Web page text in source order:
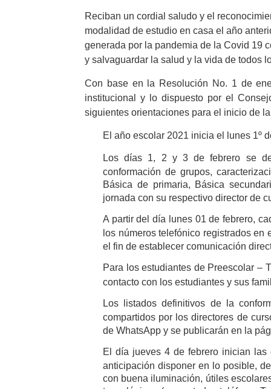
Reciban un cordial saludo y el
modalidad de estudio en casa el año
generada por la pandemia de la Covid 19
y salvaguardar la salud y la vida de todos
Con base en la Resolución No. 1 de
institucional y lo dispuesto por el
siguientes orientaciones para el inicio de
El año escolar 2021 inicia el lunes 1º
Los días 1, 2 y 3 de febrero se
conformación de grupos,
Básica de primaria, Básica
jornada con su respectivo director de
A partir del día lunes 01 de febrero,
los números telefónico registrados en
el fin de establecer comunicación
Para los estudiantes de Preescolar –
contacto con los estudiantes y sus
Los listados definitivos de la
compartidos por los directores de
de WhatsApp y se publicarán en la
El día jueves 4 de febrero inician las
anticipación disponer en lo posible,
con buena iluminación, útiles